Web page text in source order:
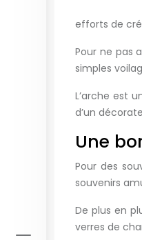
efforts de
Pour ne pas
simples
L’arche est
d’un
Une
Pour des
souvenirs
De plus en
verres de